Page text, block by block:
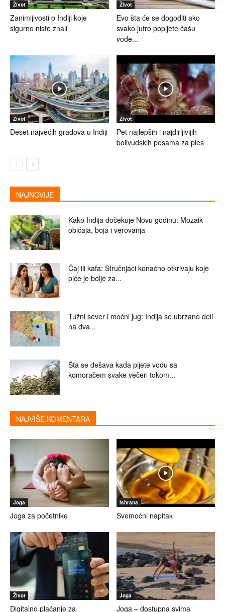
Život
Zanimljivosti o Indiji koje
sigurno niste znali
Život
Evo šta će se dogoditi ako
svako jutro popijete čašu
vode...
Život
Deset najvećih gradova u Indiji
Život
Pet najlepših i najdirljivijih
bolivudskih pesama za ples
NAJNOVIJE
Kako Indija dočekuje Novu godinu: Mozaik
običaja, boja i verovanja
Čaj ili kafa: Stručnjaci konačno otkrivaju koje
piće je bolje za...
Tužni sever i moćni jug: Indija se ubrzano deli
na dva...
Šta se dešava kada pijete vodu sa
komoračem svake večeri tokom...
NAJVIŠE KOMENTARA
Joga
Joga za početnike
Ishrana
Svemoćni napitak
Život
Digitalno plaćanje za
Joga
Joga – dostupna svima